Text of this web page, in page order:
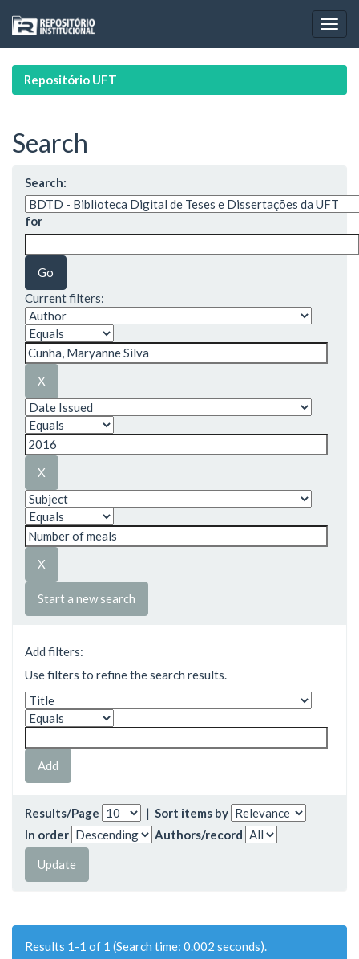
navigation
Repositório UFT
Search
Search:
for
Current filters:
Start a new search
Add filters:
Use filters to refine the search results.
Results/Page | Sort items by
In order
Authors/record
Results 1-1 of 1 (Search time: 0.002 seconds).